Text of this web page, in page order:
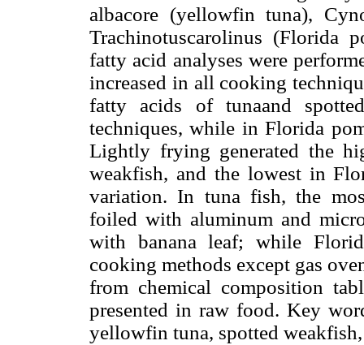
albacore (yellowfin tuna),
Trachinotuscarolinus (Florida
fatty acid analyses were
increased in all cooking
fatty acids of tunaand
techniques, while in Florida
Lightly frying generated the
weakfish, and the lowest in
variation. In tuna fish, the
foiled with aluminum and
with banana leaf; while
cooking methods except gas
from chemical composition
presented in raw food. Key
yellowfin tuna, spotted